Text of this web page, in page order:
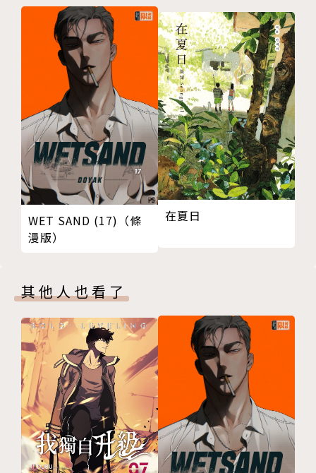
WET SAND (17)（條
漫版）
在夏日
其他人也看了